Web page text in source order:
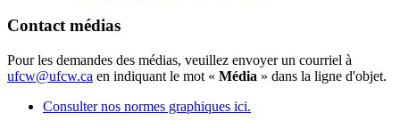
Contact médias
Pour les demandes des médias, veuillez envoyer un courriel à
ufcw@ufcw.ca en indiquant le mot « Média » dans la ligne d'objet.
Consulter nos normes graphiques ici.